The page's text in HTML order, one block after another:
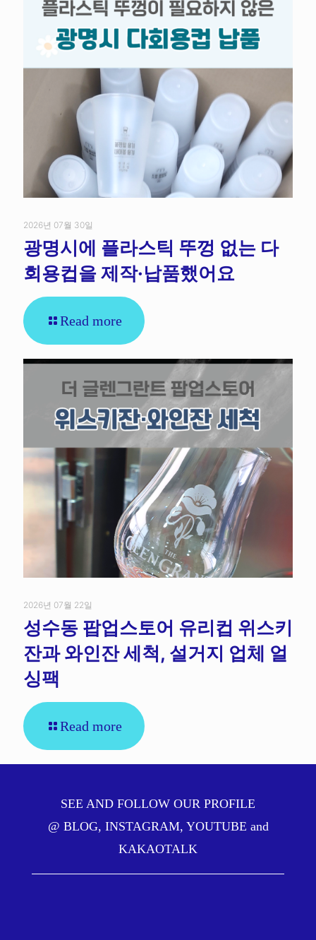
2026년 07월 30일
광명시에 플라스틱 뚜껑 없는 다
회용컵을 제작·납품했어요
Read more
2026년 07월 22일
성수동 팝업스토어 유리컵 위스키
잔과 와인잔 세척, 설거지 업체 얼
싱팩
Read more
SEE AND FOLLOW OUR PROFILE
@ BLOG, INSTAGRAM, YOUTUBE and
KAKAOTALK